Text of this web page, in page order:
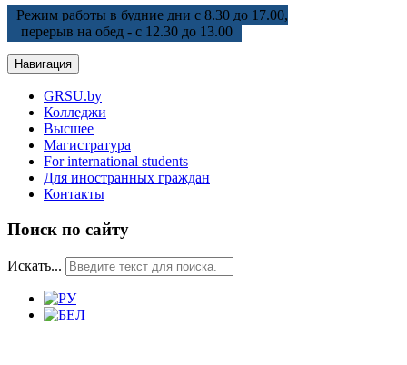
Режим работы в будние дни с 8.30 до 17.00,
перерыв на обед - с 12.30 до 13.00
Навигация
GRSU.by
Колледжи
Высшее
Магистратура
For international students
Для иностранных граждан
Контакты
Поиск по сайту
Искать...